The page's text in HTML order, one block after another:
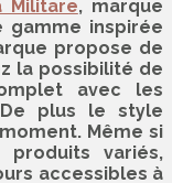
Militare, marque
gamme inspirée
propose de
la possibilité de
avec les
plus le style
Même si
variés,
accessibles à